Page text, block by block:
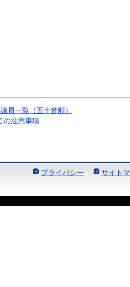
員一覧（五十音順）
の注意事項
プライバシー サイト